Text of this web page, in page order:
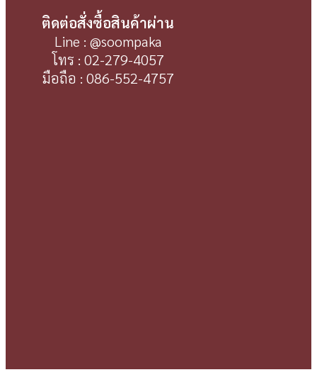
ติดต่อสั่งซื้อสินค้าผ่าน
Line : @soompaka
โทร : 02-279-4057
มือถือ : 086-552-4757